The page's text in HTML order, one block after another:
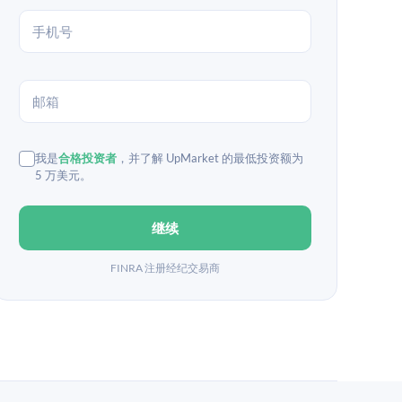
我是合格投资者 ，并了解 UpMarket 的最低投资额为
5 万美元。
继续
FINRA 注册经纪交易商